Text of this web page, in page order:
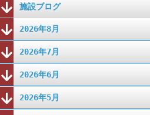
施設ブログ
2026年8月
2026年7月
2026年6月
2026年5月